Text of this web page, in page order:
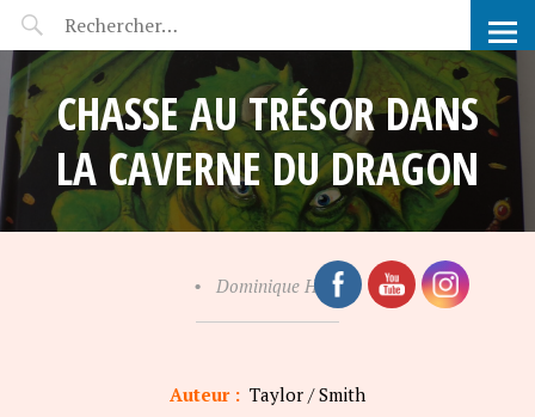
POP-UP FÉERIE
CHASSE AU TRÉSOR DANS
LA CAVERNE DU DRAGON
• Dominique Hullin
Auteur : Taylor / Smith